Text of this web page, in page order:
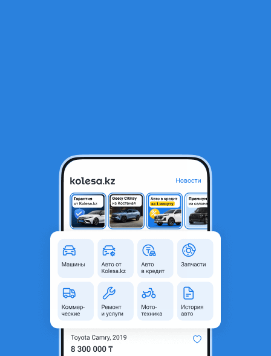
Audi 100 1989 года
Объявление находится в архиве и может быть
аварийная/не на ходу
Абай (Келесский р-н),
Туркестанская область